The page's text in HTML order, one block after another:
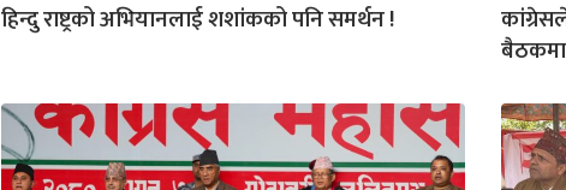
हिन्दु राष्ट्रको अभियानलाई शशांकको पनि समर्थन !